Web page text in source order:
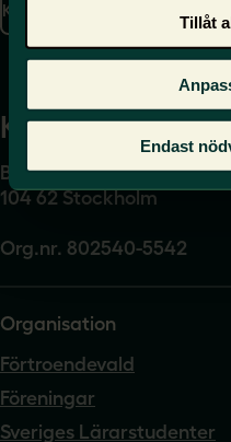
Tillåt
Endast
Kontakta oss
Kansli
Box 17061
104 62 Stockholm
Org.nr. 802540-5542
Organisation
Förtroendevald
Föreningar
Sveriges Lärarstudenter